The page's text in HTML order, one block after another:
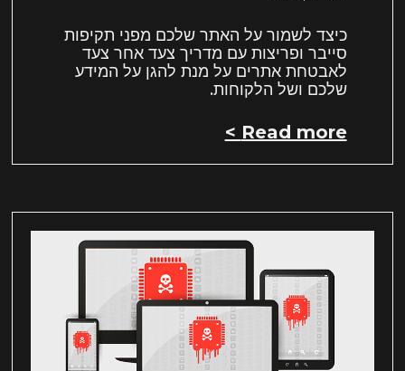
כיצד לשמור על האתר שלכם מפני תקיפות
סייבר ופריצות עם מדריך צעד אחר צעד
לאבטחת אתרים על מנת להגן על המידע
שלכם ושל הלקוחות.
Read more >